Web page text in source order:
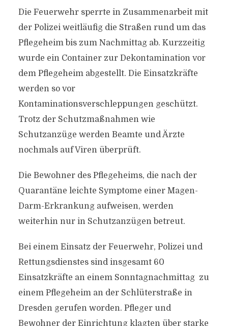
Die Feuerwehr sperrte in Zusammenarbeit mit
der Polizei weitläufig die Straßen rund um das
Pflegeheim bis zum Nachmittag ab. Kurzzeitig
wurde ein Container zur Dekontamination vor
dem Pflegeheim abgestellt. Die Einsatzkräfte
werden so vor
Kontaminationsverschleppungen geschützt.
Trotz der Schutzmaßnahmen wie
Schutzanzüge werden Beamte und Ärzte
nochmals auf Viren überprüft.
Die Bewohner des Pflegeheims, die nach der
Quarantäne leichte Symptome einer Magen-
Darm-Erkrankung aufweisen, werden
weiterhin nur in Schutzanzügen betreut.
Bei einem Einsatz der Feuerwehr, Polizei und
Rettungsdienstes sind insgesamt 60
Einsatzkräfte an einem Sonntagnachmittag zu
einem Pflegeheim an der Schlüterstraße in
Dresden gerufen worden. Pfleger und
Bewohner der Einrichtung klagten über starke